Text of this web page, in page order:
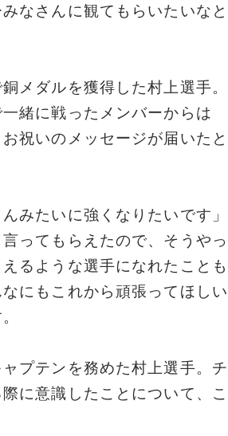
なさんに観てもらいたいなと
メダルを獲得した村上選手。
緒に戦ったメンバーからは
お祝いのメッセージが届いたと
んみたいに強くなりたいです」
ってもらえたので、そうやっ
るような選手になれたことも
にもこれから頑張ってほしい
プテンを務めた村上選手。チ
に意識したことについて、こ